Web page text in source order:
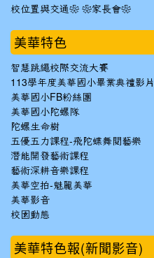
校位置與交通❀ ❀家長會❀
美華特色
智慧跳繩校際交流大賽
113學年度美華國小畢業典禮影片
美華國小FB粉絲團
美華國小陀螺隊
陀螺生命樹
五優五力課程-飛陀蝶舞閱藝樂
潛能開發藝術課程
藝術深耕音樂課程
美華空拍-魅麗美華
美華影音
校園動態
美華特色報(新聞影音)